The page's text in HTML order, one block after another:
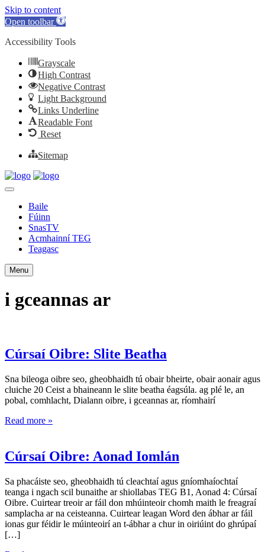
Skip to content
Open toolbar
Accessibility Tools
Grayscale
High Contrast
Negative Contrast
Light Background
Links Underline
Readable Font
Reset
Sitemap
Baile
Fúinn
SnasTV
Acmhainní TEG
Teagasc
Menu
i gceannas ar
Cúrsaí Oibre: Slite Beatha
Sna bileoga oibre seo, gheobhaidh tú obair bheirte, obair aonair agus
cluiche 20 Ceist a bhaineann le slite beatha éagsúla. ag plé le, an
pobal, comhlacht, Dialann oibre, i gceannas ar, ríomhairí
Read more »
Cúrsaí Oibre: Aonad Iomlán
Sa phacáiste seo, gheobhaidh tú cleachtaí agus gníomhaíochtaí
teanga i ngach scil bunaithe ar shiollabas TEG B1, Aonad 4: Cúrsaí
Oibre. Cuirtear treoir ar fáil don mhúinteoir chomh maith le freagraí
samplacha ar na ceisteanna. Cuirtear leagan Word den ábhar ar fáil
ionas gur féidir le múinteoirí an t-ábhar a chur in oiriúint do ghrúpaí
[…]